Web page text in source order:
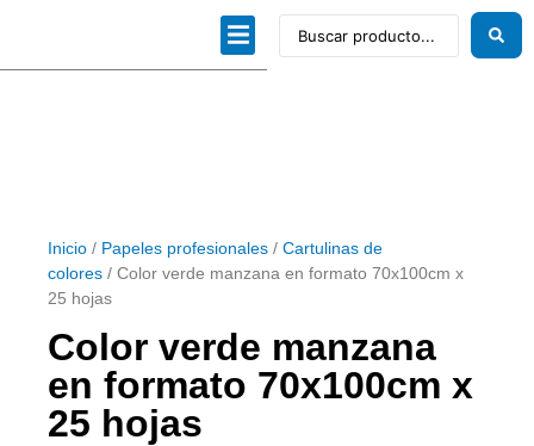
Inicio / Papeles profesionales / Cartulinas de
colores / Color verde manzana en formato 70x100cm x
25 hojas
Color verde manzana
en formato 70x100cm x
25 hojas